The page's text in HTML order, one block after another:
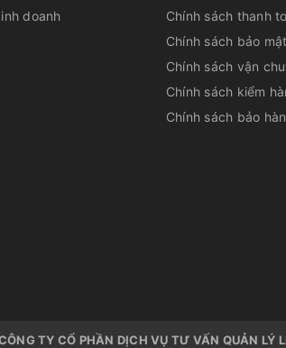
ưu
khí vừa sạch vừa trong lành,
99.97% bụi mịn PM2.5, vi khuẩn,
hợp chất hữu cơ dễ bay hơi
hấp thụ mùi hôi và VOCs còn
doanh
Chính sách thanh
Chính sách bảo mật
Chính sách vận
Chính sách kiểm
Chính sách bảo
TY CỔ PHẦN DỊCH VỤ TƯ VẤN QUẢN LÝ